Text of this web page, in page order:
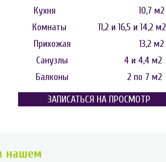
Кухня 10,7 м2
Комнаты 11,2 и 16,5 и 14,2 м2
Прихожая 13,2 м2
Санузлы 4 и 4,4 м2
Балконы 2 по 7 м2
ЗАПИСАТЬСЯ НА ПРОСМОТР
нашем